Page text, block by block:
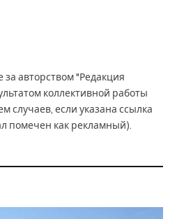
авторством "Редакция
коллективной работы
случаев, если указана ссылка
помечен как рекламный).